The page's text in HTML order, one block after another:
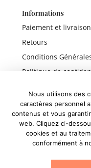
Informations
Paiement et livraison
Retours
Conditions
Politique de
Liens rapides
Boutique
Nous utilisons des
caractères personnel
contenus et vous
web. Cliquez ci-
cookies et au
conformément à